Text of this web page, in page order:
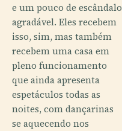
e um pouco de escândalo
agradável. Eles recebem
isso, sim, mas também
recebem uma casa em
pleno funcionamento
que ainda apresenta
espetáculos todas as
noites, com dançarinas
se aquecendo nos